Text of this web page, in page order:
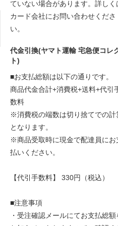
ていない場合があります。詳しく
カード会社にお問い合わせくださ
い。
代金引換(ヤマト運輸 宅急便コレ
ト)
■お支払総額は以下の通りです。
商品代金合計+消費税+送料+代引
数料
※消費税の端数は切り捨てでの計
となります。
※商品受取時に現金で配達員にお
払いください。
【代引手数料】 330円（税込）
■注意事項
・受注確認メールにてお支払総額